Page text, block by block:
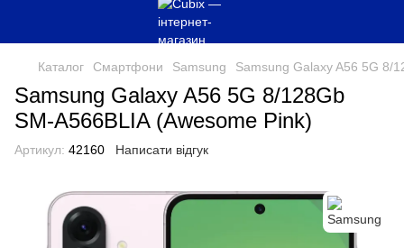
Каталог Смартфони Samsung Samsung Galaxy A56 5G 8/
Samsung Galaxy A56 5G 8/128Gb
SM-A566BLIA (Awesome Pink)
Артикул: 42160 Написати відгук